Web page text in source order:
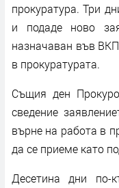
прокуратура. Три
и подаде ново
назначаван във
в прокуратурата.
Същия ден
сведение
върне на работа в
да се приеме като
Десетина дни по-